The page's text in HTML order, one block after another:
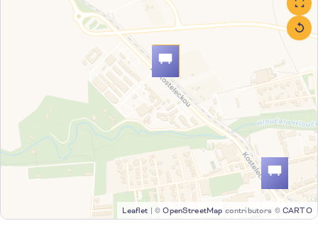
Leaflet | ©OpenStreetMap contributors © CARTO